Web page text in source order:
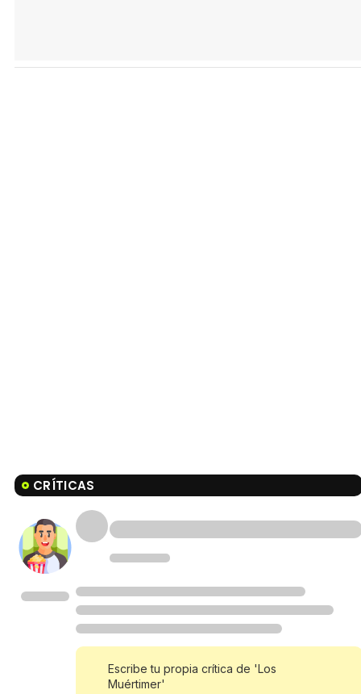
CRÍTICAS
Escribe tu propia crítica de 'Los
Muértimer'